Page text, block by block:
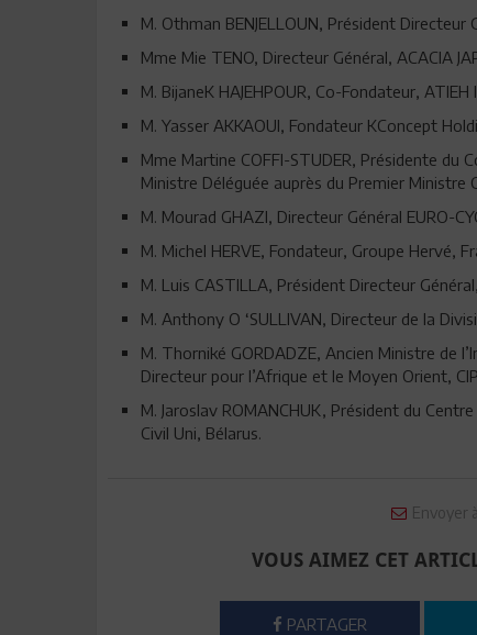
M. Othman BENJELLOUN, Président Directeur
Mme Mie TENO, Directeur Général, ACACIA
M. BijaneK HAJEHPOUR, Co-Fondateur,
M. Yasser AKKAOUI, Fondateur KConcept
Mme Martine COFFI-STUDER, Présidente du
Ministre Déléguée auprès du Premier Ministre
M. Mourad GHAZI, Directeur Général EURO-
M. Michel HERVE, Fondateur, Groupe Hervé,
M. Luis CASTILLA, Président Directeur
M. Anthony O ‘SULLIVAN, Directeur de la
M. Thorniké GORDADZE, Ancien Ministre de
Directeur pour l’Afrique et le Moyen Orient,
M. Jaroslav ROMANCHUK, Président du
Civil Uni, Bélarus.
Envoyer
VOUS AIMEZ CET
PARTAGER